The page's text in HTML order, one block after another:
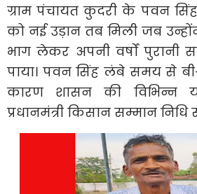
ग्राम पंचायत कुदरी के पवन सिंह
को नई उड़ान तब मिली जब
भाग लेकर अपनी वर्षों पुरानी
पाया। पवन सिंह लंबे समय से बी-
कारण शासन की विभिन्न
प्रधानमंत्री किसान सम्मान निधि